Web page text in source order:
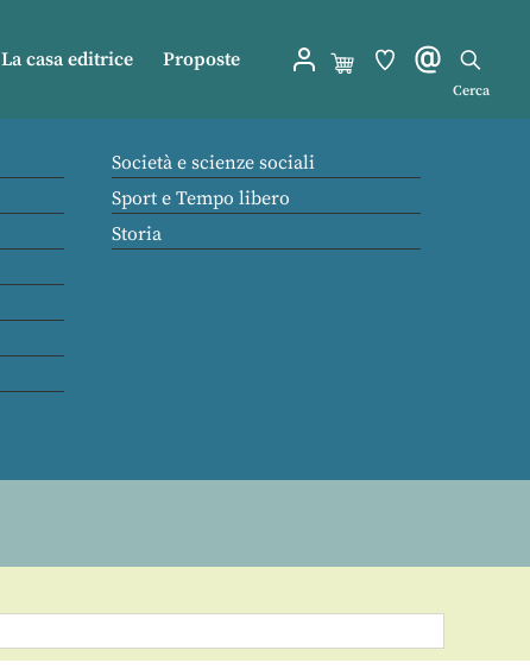
La casa editrice Proposte
Cerca
Società e scienze sociali
Sport e Tempo libero
Storia